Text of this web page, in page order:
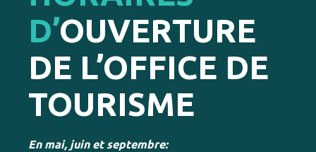
D’OUVERTURE
DE L’OFFICE DE
TOURISME
En mai, juin et septembre: